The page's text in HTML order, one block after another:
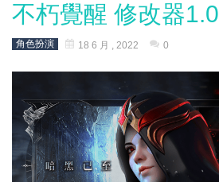
不朽覺醒 修改器1.0
角色扮演 18 6 月 , 2022 0